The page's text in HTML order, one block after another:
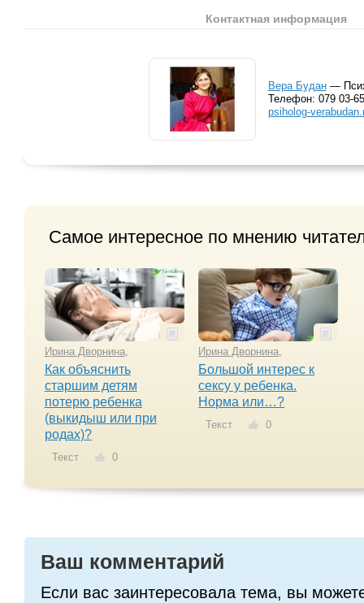
Контактная информация
Вера Будан—
Телефон: 079 03-
psiholog-
Самое интересное по мнению
Ирина Дворнина,
Как объяснить
старшим детям
потерю ребенка
(выкидыш или при
родах)?
Текст 0
Ирина Дворнина,
Большой интерес к
сексу у ребенка.
Норма или…?
Текст 0
Ваш комментарий
Если вас заинтересовала тема, вы